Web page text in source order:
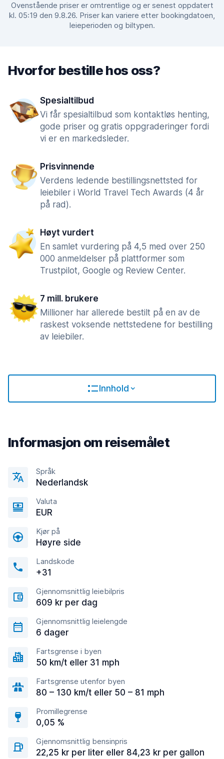
Ovenstående priser er omtrentlige og er senest oppdatert
kl. 05:19 den 9.8.26. Priser kan variere etter bookingdatoen,
leieperioden og biltypen.
Hvorfor bestille hos oss?
Spesialtilbud
Vi får spesialtilbud som kontaktløs henting,
gode priser og gratis oppgraderinger fordi
vi er en markedsleder.
Prisvinnende
Verdens ledende bestillingsnettsted for
leiebiler i World Travel Tech Awards (4 år
på rad).
Høyt vurdert
En samlet vurdering på 4,5 med over 250
000 anmeldelser på plattformer som
Trustpilot, Google og Review Center.
7 mill. brukere
Millioner har allerede bestilt på en av de
raskest voksende nettstedene for bestilling
av leiebiler.
Innhold
Informasjon om reisemålet
Språk
Nederlandsk
Valuta
EUR
Kjør på
Høyre side
Landskode
+31
Gjennomsnittlig leiebilpris
609 kr per dag
Gjennomsnittlig leielengde
6 dager
Fartsgrense i byen
50 km/t eller 31 mph
Fartsgrense utenfor byen
80 – 130 km/t eller 50 – 81 mph
Promillegrense
0,05 %
Gjennomsnittlig bensinpris
22,25 kr per liter eller 84,23 kr per gallon